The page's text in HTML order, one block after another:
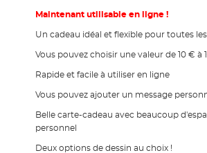
Maintenant utilisable en ligne !
Un cadeau idéal et flexible pour toutes
Vous pouvez choisir une valeur de 10 € à
Rapide et facile à utiliser en ligne
Vous pouvez ajouter un message
Belle carte-cadeau avec beaucoup
personnel
Deux options de dessin au choix !